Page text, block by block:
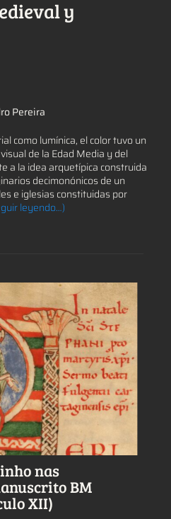
y
Pereira
como lumínica, el color tuvo un
de la Edad Media y del
a la idea arquetípica construida
decimonónicos de un
e iglesias constituidas por
leyendo…)
este tema.
nas
BM
XII)